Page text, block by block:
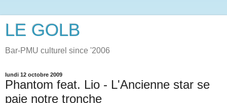
LE GOLB
Bar-PMU culturel since '2006
lundi 12 octobre 2009
Phantom feat. Lio - L'Ancienne star se
paie notre tronche